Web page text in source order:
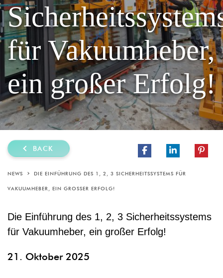
für Vakuumheber,
ein großer Erfolg!
BACK
NEWS DIE EINFÜHRUNG DES 1, 2, 3 SICHERHEITSSYSTEMS FÜR
VAKUUMHEBER, EIN GROSSER ERFOLG!
Die Einführung des 1, 2, 3 Sicherheitssystems
für Vakuumheber, ein großer Erfolg!
21. Oktober 2025